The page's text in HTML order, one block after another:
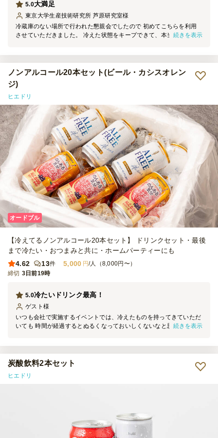
大満足
5.0
東京大学生産技術研究所 芦原研究室様
冷蔵庫のない場所で行われた懇親会でしたので 初めてこちらを利用
させていただきました。 冷えた状態をキープできて、本当に助かり
続きを表示
ノンアルコール20本セット(ビール・カシスオレン
ジ)
ヒエドリ
オードブル
【冷えてるノンアルコール20本セット】 ドリンクセット・最後
まで冷たい・おつまみと共に・ホームパーティーにも
4.62
13件 5,000 円/人（8,000円〜）
締切 3日前19時
冷たいドリンク最高！
5.0
ゲスト 様
いつも会社で実施するイベントでは、冷えたものを持ってきていただ
いても 時間が経過するとぬるくなっておいしくないなと思っていま
続きを表示
炭酸飲料2本セット
ヒエドリ